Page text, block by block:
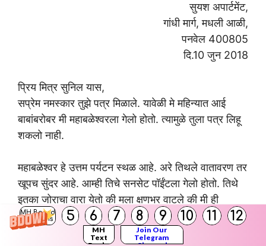
MH Board
Solutions
5 6 7 8 9 10 11 12
MH
Text
Join Our
Telegram
सुयश अपार्टमेंट,
गांधी मार्ग, मधली आळी,
पनवेल 400805
दि.10 जुन 2018
प्रिय मित्र सुनिल यास,
सप्रेम नमस्कार तुझे पत्र मिळाले. यावेळी मे महिन्यात आई
बाबांबरोबर मी महाबळेश्वरला गेलो होतो. त्यामुळे तुला पत्र लिहू
शकलो नाही.
महाबळेश्वर हे उत्तम पर्यटन स्थळ आहे. अरे तिथले वातावरण तर
खूपच सुंदर आहे. आम्ही तिचे सनसेट पॉईंटला गेलो होतो. तिथे
इतका जोराचा वारा येतो की मला क्षणभर वाटले की मी ही
वाऱ्याबरोबर उडून जातो की काय?